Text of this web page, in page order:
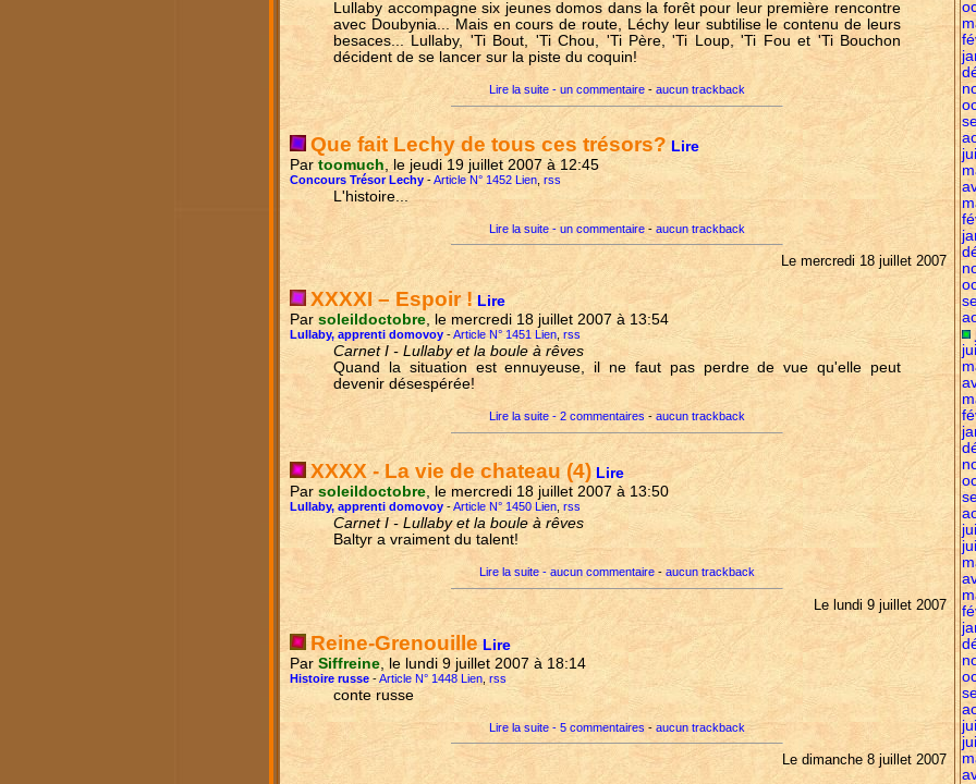
Lullaby accompagne six jeunes domos dans la forêt pour leur première rencontre
avec Doubynia... Mais en cours de route, Léchy leur subtilise le contenu de leurs
besaces... Lullaby, 'Ti Bout, 'Ti Chou, 'Ti Père, 'Ti Loup, 'Ti Fou et 'Ti Bouchon
décident de se lancer sur la piste du coquin!
Lire la suite - un commentaire - aucun trackback
Que fait Lechy de tous ces trésors? Lire
Par toomuch , le jeudi 19 juillet 2007 à 12:45
Concours Trésor Lechy -Article N° 1452 Lien rss
L'histoire...
Lire la suite - un commentaire - aucun trackback
Le mercredi 18 juillet 2007
XXXXI – Espoir ! Lire
Par soleildoctobre, le mercredi 18 juillet 2007 à 13:54
Lullaby, apprenti domovoy -Article N° 1451 Lien, rss
Carnet I - Lullaby et la boule à rêves
Quand la situation est ennuyeuse, il ne faut pas perdre de vue qu'elle peut
devenir désespérée!
Lire la suite - 2 commentaires - aucun trackback
XXXX - La vie de chateau (4) Lire
Par soleildoctobre , le mercredi 18 juillet 2007 à 13:50
Lullaby, apprenti domovoy -Article N° 1450 Lien rss
Carnet I - Lullaby et la boule à rêves
Baltyr a vraiment du talent!
Lire la suite - aucun commentaire - aucun trackback
Le lundi 9 juillet 2007
Reine-Grenouille Lire
Par Siffreine , le lundi 9 juillet 2007 à 18:14
Histoire russe -Article N° 1448 Lien rss
conte russe
Lire la suite - 5 commentaires - aucun trackback
Le dimanche 8 juillet 2007